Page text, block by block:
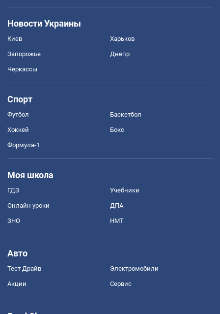
Новости Украины
Киев Харьков
Запорожье Днепр
Черкассы
Спорт
Футбол Баскетбол
Хоккей Бокс
Формула-1
Моя школа
ГДЗ Учебники
Онлайн уроки ДПА
ЗНО НМТ
Авто
Тест Драйв Электромобили
Акции Сервис